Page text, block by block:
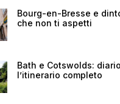
Bourg-en-Bresse e
che non ti aspetti
Bath e Cotswolds:
l’itinerario completo